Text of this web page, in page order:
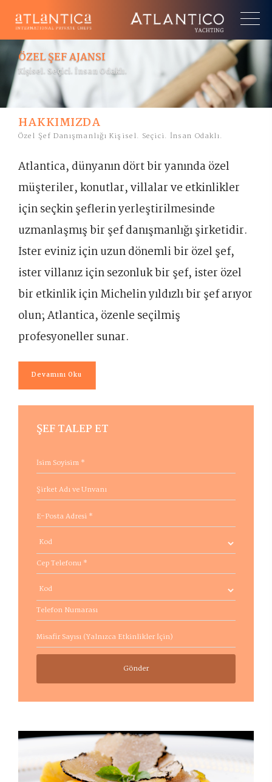
ÖZEL ŞEF AJANSI
Kişisel. Seçici. İnsan Odaklı.
×
HAKKIMIZDA
Özel Şef Danışmanlığı Kişisel. Seçici. İnsan Odaklı.
Atlantica, dünyanın dört bir yanında özel
müşteriler, konutlar, villalar ve etkinlikler
için seçkin şeflerin yerleştirilmesinde
uzmanlaşmış bir şef danışmanlığı şirketidir.
İster eviniz için uzun dönemli bir özel şef,
ister villanız için sezonluk bir şef, ister özel
bir etkinlik için Michelin yıldızlı bir şef arıyor
olun; Atlantica, özenle seçilmiş
profesyoneller sunar.
Devamını Oku
ŞEF TALEP ET
Gönder